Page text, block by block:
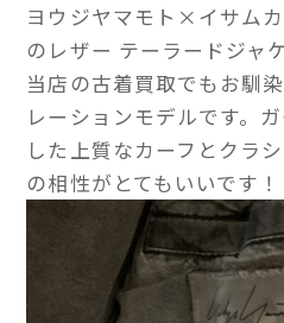
ヨウジヤマモト×イサム
のレザー テーラードジャ
当店の古着買取でもお馴
レーションモデルです。
した上質なカーフとクラ
の相性がとてもいいです！